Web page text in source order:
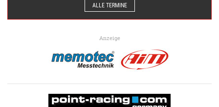
ALLE TERMINE
Anzeige